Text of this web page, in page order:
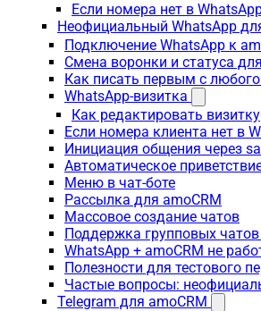
Если номера нет в
Неофициальный WhatsApp
Подключение WhatsApp к
Смена воронки и статуса
Как писать первым с
WhatsApp-визитка
Как редактировать визитку
Если номера клиента нет в
Инициация общения через
Автоматическое
Меню в чат-боте
Рассылка для amoCRM
Массовое создание чатов
Поддержка групповых
WhatsApp + amoCRM не
Полезности для тестового
Частые вопросы:
Telegram для amoCRM